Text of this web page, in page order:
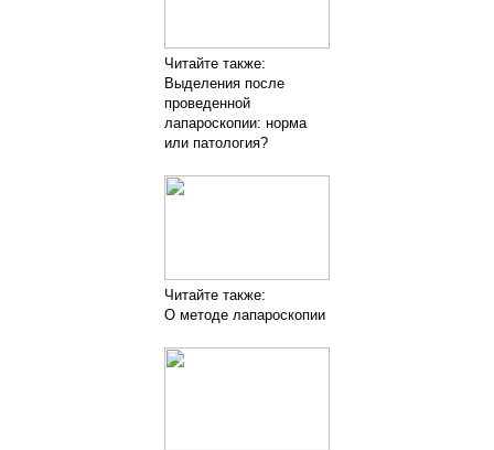
Читайте также:
Выделения после
проведенной
лапароскопии: норма
или патология?
Читайте также:
О методе лапароскопии